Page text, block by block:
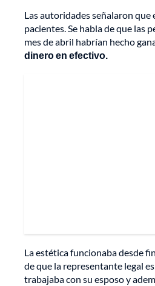
Las autoridades señalaron
pacientes. Se habla de que las
mes de abril habrían hecho
dinero en efectivo.
La estética funcionaba desde
de que la representante legal
trabajaba con su esposo y